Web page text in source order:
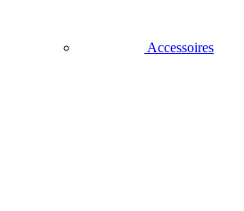
Accessoires